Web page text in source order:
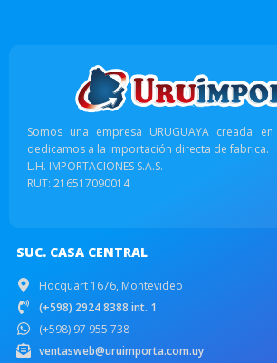
Somos una empresa URUGUAYA creada
dedicamos a la importación directa de fabrica.
L.H. IMPORTACIONES S.A.S.
RUT: 216517090014
SUC. CASA CENTRAL
Hocquart 1676, Montevideo
(+598) 2924 8388 int. 1
(+598) 97 955 738
ventasweb@uruimporta.com.uy